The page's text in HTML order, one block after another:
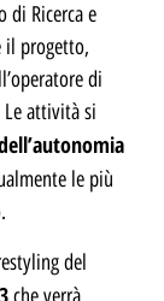
di Ricerca e
il progetto,
di
Le attività si
le più
del